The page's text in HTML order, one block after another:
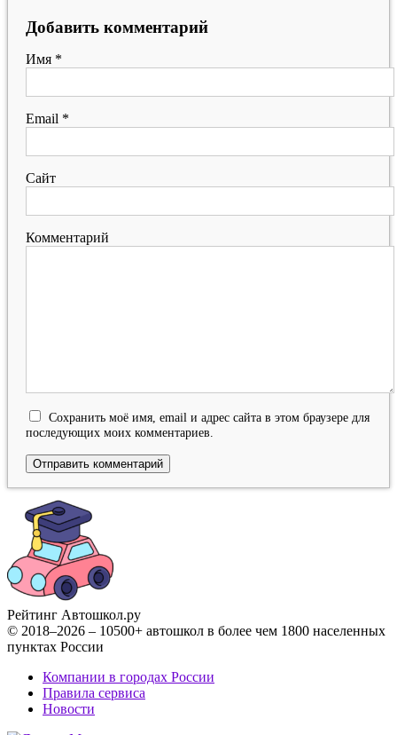
Добавить комментарий
Имя *
Email *
Сайт
Комментарий
Сохранить моё имя, email и адрес сайта в этом браузере для
последующих моих комментариев.
Рейтинг Автошкол.ру
© 2018–2026 – 10500+ автошкол в более чем 1800 населенных
пунктах России
Компании в городах России
Правила сервиса
Новости